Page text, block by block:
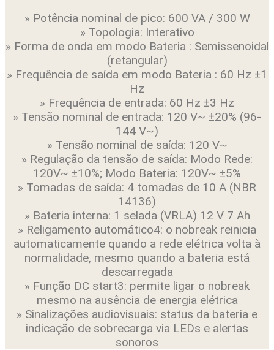
» Potência nominal de pico: 600 VA / 300 W
» Topologia: Interativo
» Forma de onda em modo Bateria : Semissenoidal
(retangular)
» Frequência de saída em modo Bateria : 60 Hz ±1
Hz
» Frequência de entrada: 60 Hz ±3 Hz
» Tensão nominal de entrada: 120 V~ ±20% (96-
144 V~)
» Tensão nominal de saída: 120 V~
» Regulação da tensão de saída: Modo Rede:
120V~ ±10%; Modo Bateria: 120V~ ±5%
» Tomadas de saída: 4 tomadas de 10 A (NBR
14136)
» Bateria interna: 1 selada (VRLA) 12 V 7 Ah
» Religamento automático4: o nobreak reinicia
automaticamente quando a rede elétrica volta à
normalidade, mesmo quando a bateria está
descarregada
» Função DC start3: permite ligar o nobreak
mesmo na ausência de energia elétrica
» Sinalizações audiovisuais: status da bateria e
indicação de sobrecarga via LEDs e alertas
sonoros